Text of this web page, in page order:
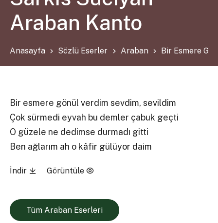
Araban Kanto
Anasayfa Sözlü Eserler Araban Bir Esmere
Bir esmere gönül verdim sevdim, sevildim
Çok sürmedi eyvah bu demler çabuk geçti
O güzele ne dedimse durmadı gitti
Ben ağlarım ah o kâfir gülüyor daim
İndir Görüntüle
Tüm Araban Eserleri